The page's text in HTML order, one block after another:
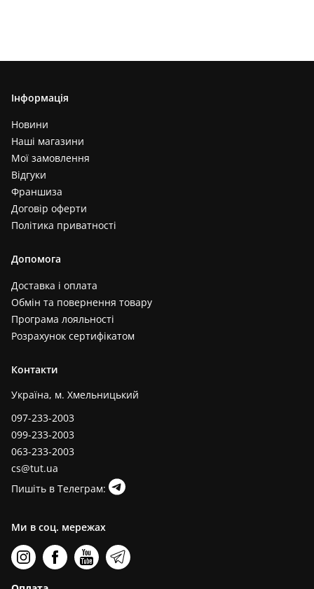
Інформація
Новини
Наші магазини
Мої замовлення
Відгуки
Франшиза
Договір оферти
Політика приватності
Допомога
Доставка і оплата
Обмін та повернення товару
Програма лояльності
Розрахунок сертифікатом
Контакти
Україна, м. Хмельницький
097-233-2003
099-233-2003
063-233-2003
cs@tut.ua
Пишіть в Телеграм:
Ми в соц. мережах